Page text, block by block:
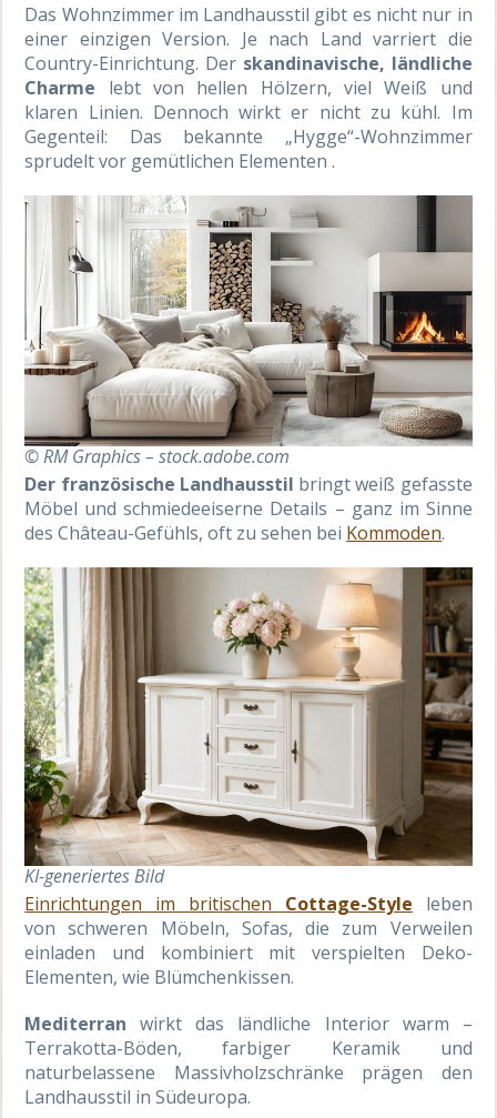
Das Wohnzimmer im Landhausstil gibt es nicht nur in
einer einzigen Version. Je nach Land varriert die
Country-Einrichtung. Der skandinavische, ländliche
Charme lebt von hellen Hölzern, viel Weiß und
klaren Linien. Dennoch wirkt er nicht zu kühl. Im
Gegenteil: Das bekannte „Hygge“-Wohnzimmer
sprudelt vor gemütlichen Elementen .
© RM Graphics – stock.adobe.com
Der französische Landhausstil bringt weiß gefasste
Möbel und schmiedeeiserne Details – ganz im Sinne
des Château-Gefühls, oft zu sehen bei Kommoden.
KI-generiertes Bild
Einrichtungen im britischen Cottage-Style leben
von schweren Möbeln, Sofas, die zum Verweilen
einladen und kombiniert mit verspielten Deko-
Elementen, wie Blümchenkissen.
Mediterran wirkt das ländliche Interior warm –
Terrakotta-Böden, farbiger Keramik und
naturbelassene Massivholzschränke prägen den
Landhausstil in Südeuropa.